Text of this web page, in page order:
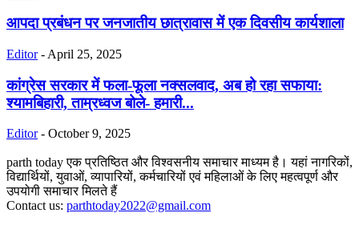
आपदा प्रबंधन पर जनजातीय छात्रावास में एक दिवसीय कार्यशाला
Editor - April 25, 2025
कांग्रेस सरकार में फला-फूला नक्सलवाद, अब हो रहा सफाया:
श्यामबिहारी, ताम्रध्वज बोले- हमारी...
Editor - October 9, 2025
parth today एक प्रतिष्ठित और विश्वसनीय समाचार माध्यम है। यहां नागरिकों,
विद्यार्थियों, युवाओं, व्यापारियों, कर्मचारियों एवं महिलाओं के लिए महत्वपूर्ण और
उपयोगी समाचार मिलते हैं
Contact us: parthtoday2022@gmail.com